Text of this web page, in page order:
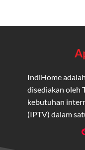
IndiHome
disediakan oleh
kebutuhan
(IPTV) dalam
Layanan Wifi